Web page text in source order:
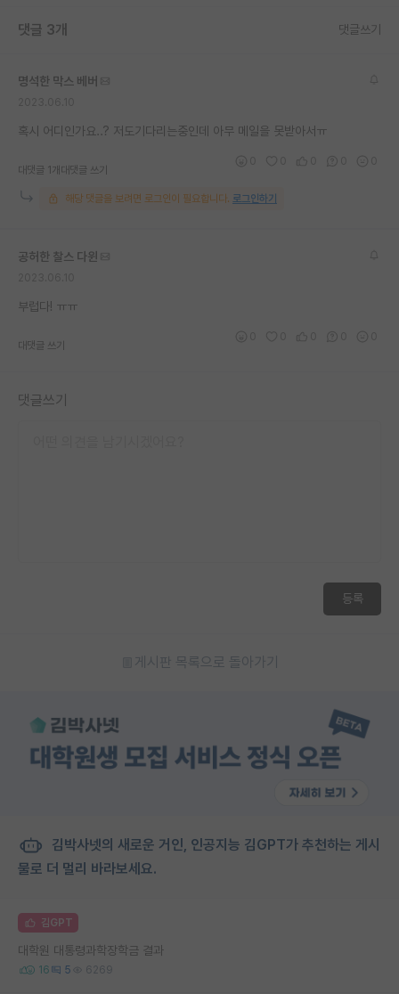
학술 정보 게시판
커리어
유학교육
이벤트
반도체 아카데미
댓글 3개 댓글쓰기
명석한 막스 베버
혹시 어디인가요..? 저도기다리는중인데 아무 메일을 못받아서ㅠ
대댓글 1개 대댓글 쓰기
해당 댓글을 보려면 로그인이 필요합니다. 로그인하기
공허한 찰스 다윈
부럽다! ㅠㅠ
대댓글 쓰기
댓글쓰기
등록
게시판 목록으로 돌아가기
김박사넷의 새로운 거인, 인공지능 김GPT가 추천하는 게시
물로 더 멀리 바라보세요.
김GPT
대학원 대통령과학장학금 결과
16 5 6269